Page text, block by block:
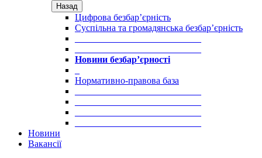
Назад
Цифрова безбар’єрність
Суспільна та громадянська безбар’єрність
Новини безбар’єрності
Нормативно-правова база
Новини
Вакансії